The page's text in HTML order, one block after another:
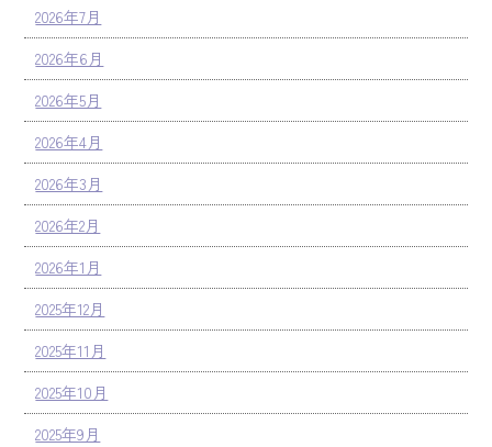
2026年7月
2026年6月
2026年5月
2026年4月
2026年3月
2026年2月
2026年1月
2025年12月
2025年11月
2025年10月
2025年9月